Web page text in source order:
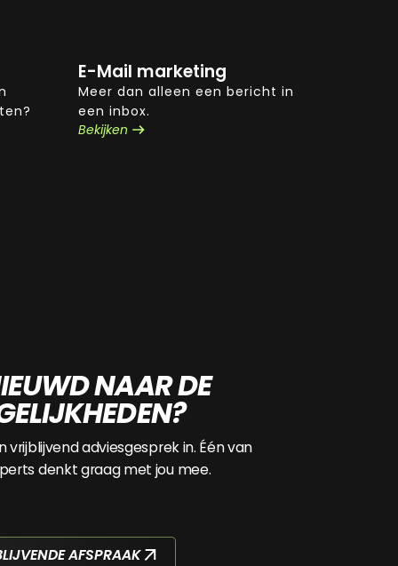
E-Mail marketing
Meer dan alleen een bericht in
een inbox.
Bekijken
NAAR DE
vrijblijvend adviesgesprek in. Één van
denkt graag met jou mee.
AFSPRAAK